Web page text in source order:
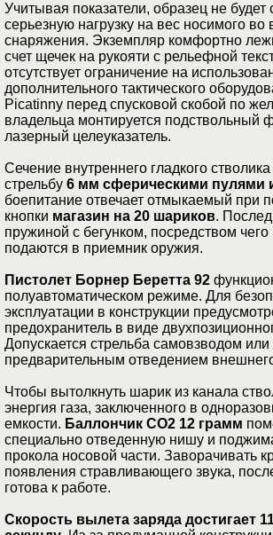
Учитывая показатели, образец не будет
серьезную нагрузку на вес носимого во
снаряжения. Экземпляр комфортно
счет щечек на рукояти с рельефной
отсутствует ограничение на
дополнительного тактического
Picatinny перед спусковой скобой по
владельца монтируется подствольный
лазерный целеуказатель.
Сечение внутреннего гладкого
стрельбу 6 мм сферическими пулями
боепитание отвечает отмыкаемый при
кнопки магазин на 20 шариков.
пружиной с бегунком, посредством
подаются в приемник оружия.
Пистолет Борнер Беретта 92
полуавтоматическом режиме. Для
эксплуатации в конструкции
предохранитель в виде
Допускается стрельба самовзводом или
предварительным отведением
Чтобы вытолкнуть шарик из канала
энергия газа, заключенного в
емкости. Баллончик CO2 12 грамм
специально отведенную нишу и
прокола носовой части. Заворачивать
появления стравливающего звука,
готова к работе.
Скорость вылета заряда достигает